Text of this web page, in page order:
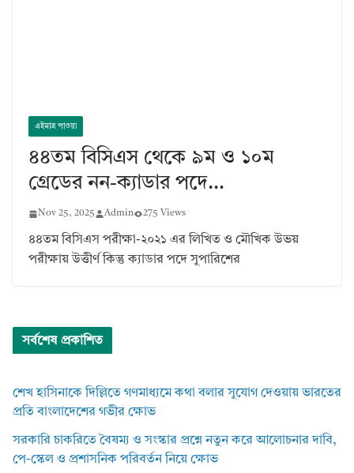
এইমাত্র পাওয়া
৪৪তম বিসিএস থেকে ৯ম ও ১০ম
গ্রেডের নন-ক্যাডার পদে…
Nov 25, 2025 Admin 275 Views
৪৪তম বিসিএস পরীক্ষা-২০২১ এর লিখিত ও মৌখিক উভয়
পরীক্ষায় উত্তীর্ণ কিন্তু ক্যাডার পদে সুপারিশের
সর্বশেষ প্রকাশিত
শেখ হাসিনাকে দিল্লিতে গণমাধ্যমে কথা বলার সুযোগ দেওয়ায় ভারতের
প্রতি বাংলাদেশের গভীর ক্ষোভ
সরকারি চাকরিতে বৈষম্য ও সংস্কার প্রশ্নে নতুন করে আলোচনার দাবি,
পে-স্কেল ও প্রশাসনিক পরিবর্তন নিয়ে ক্ষোভ